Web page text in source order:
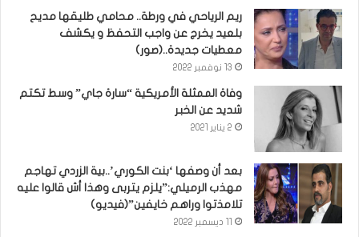
ريم الرياحي في ورطة.. محامي طليقها مديح
بلعيد يخرج عن واجب التحفظ و يكشف
معطيات جديدة..(صور)
13 نوفمبر 2022
وفاة الممثلة الأمريكية “سارة جاي” وسط تكتم
شديد عن الخبر
2 يناير 2021
بعد أن وصفها ‘بنت الكوري’..بية الزردي تهاجم
مهذب الرميلي:”يلزم يتربى وهذا أش قالوا عليه
تلامذتوا وراهم خايفين”(فيديو)